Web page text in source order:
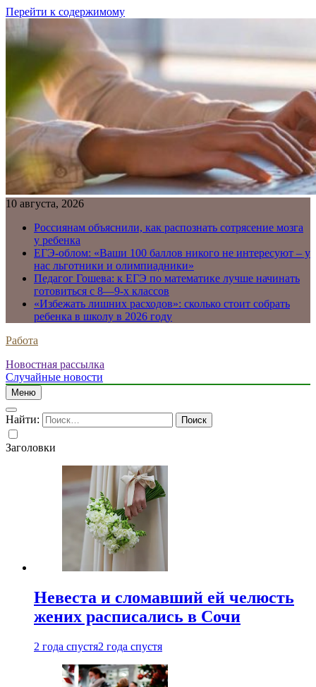
Перейти к содержимому
10 августа, 2026
Россиянам объяснили, как распознать сотрясение мозга
у ребенка
ЕГЭ-облом: «Ваши 100 баллов никого не интересуют – у
нас льготники и олимпиадники»
Педагог Гошева: к ЕГЭ по математике лучше начинать
готовиться с 8—9-х классов
«Избежать лишних расходов»: сколько стоит собрать
ребенка в школу в 2026 году
Работа
Новостная рассылка
Случайные новости
Меню
Найти:
Заголовки
Невеста и сломавший ей челюсть
жених расписались в Сочи
2 года спустя2 года спустя